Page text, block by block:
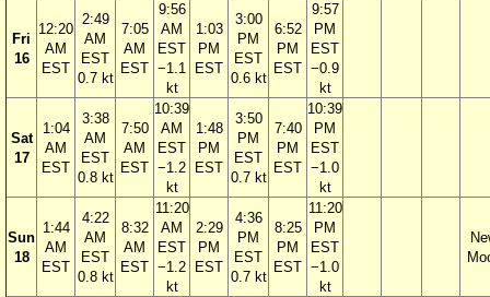
Fri
16
12:20
AM
EST
2:49
AM
EST
0.7 kt
7:05
AM
EST
9:56
AM
EST
−1.1
kt
1:03
PM
EST
3:00
PM
EST
0.6 kt
6:52
PM
EST
9:57
PM
EST
−0.9
kt
Sat
17
1:04
AM
EST
3:38
AM
EST
0.8 kt
7:50
AM
EST
10:39
AM
EST
−1.2
kt
1:48
PM
EST
3:50
PM
EST
0.7 kt
7:40
PM
EST
10:39
PM
EST
−1.0
kt
Sun
18
1:44
AM
EST
4:22
AM
EST
0.8 kt
8:32
AM
EST
11:20
AM
EST
−1.2
kt
2:29
PM
EST
4:36
PM
EST
0.7 kt
8:25
PM
EST
11:20
PM
EST
−1.0
kt